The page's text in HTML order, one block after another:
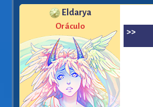
Eldarya
Oráculo
>>